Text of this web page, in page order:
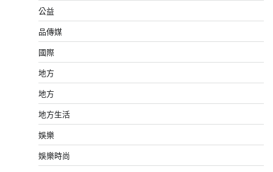
公益
品傳媒
國際
地方
地方
地方生活
娛樂
娛樂時尚